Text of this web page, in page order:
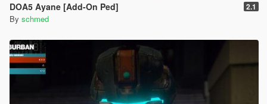
DOA5 Ayane [Add-On Ped] 2.1
By schmed